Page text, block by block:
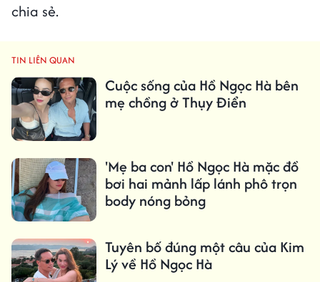
chia sẻ.
TIN LIÊN QUAN
Cuộc sống của Hồ Ngọc Hà bên
mẹ chồng ở Thụy Điển
'Mẹ ba con' Hồ Ngọc Hà mặc đồ
bơi hai mảnh lấp lánh phô trọn
body nóng bỏng
Tuyên bố đúng một câu của Kim
Lý về Hồ Ngọc Hà